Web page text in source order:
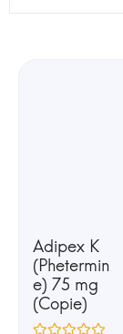
Adipex K
(Phetermin
e) 75 mg
(Copie)